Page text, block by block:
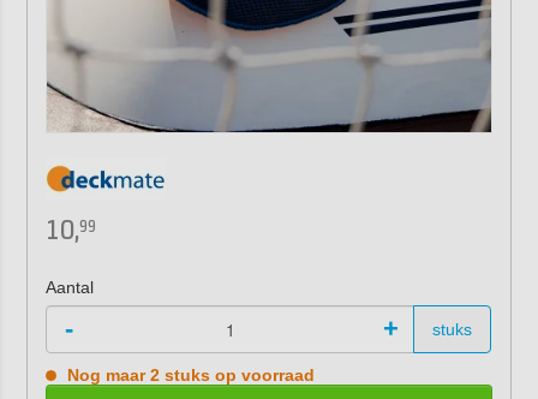
10,99
Aantal
- + stuks
Nog maar 2 stuks op voorraad